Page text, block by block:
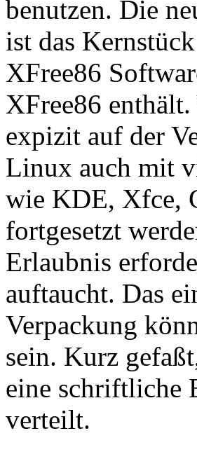
benutzen. Die
ist das
XFree86
XFree86 enthält.
expizit auf der
Linux auch mit
wie KDE, Xfce,
fortgesetzt
Erlaubnis
auftaucht. Das
Verpackung
sein. Kurz
eine schriftliche
verteilt.